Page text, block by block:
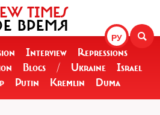
РУ
TIMES
ВРЕМЯ
Interview
Repressions
Blogs / Ukraine
Israel
Putin Kremlin Duma